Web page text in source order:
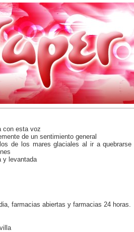
con esta voz
de un sentimiento general
de los mares glaciales al ir a quebrarse
y levantada
farmacias abiertas y farmacias 24 horas.